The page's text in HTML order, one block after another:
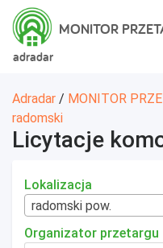
adradar
MONITOR
Adradar / MONITOR
radomski
Licytacje
Lokalizacja
radomski pow.
Organizator przetargu